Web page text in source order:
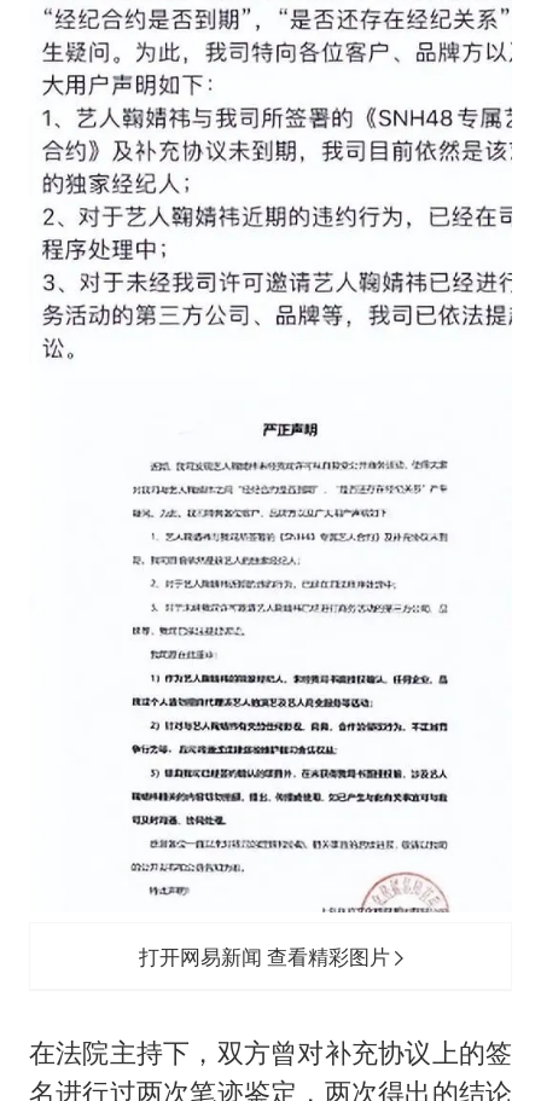
打开网易新闻 查看精彩图片
在法院主持下，双方曾对补充协议上的签
名进行过两次笔迹鉴定，两次得出的结论